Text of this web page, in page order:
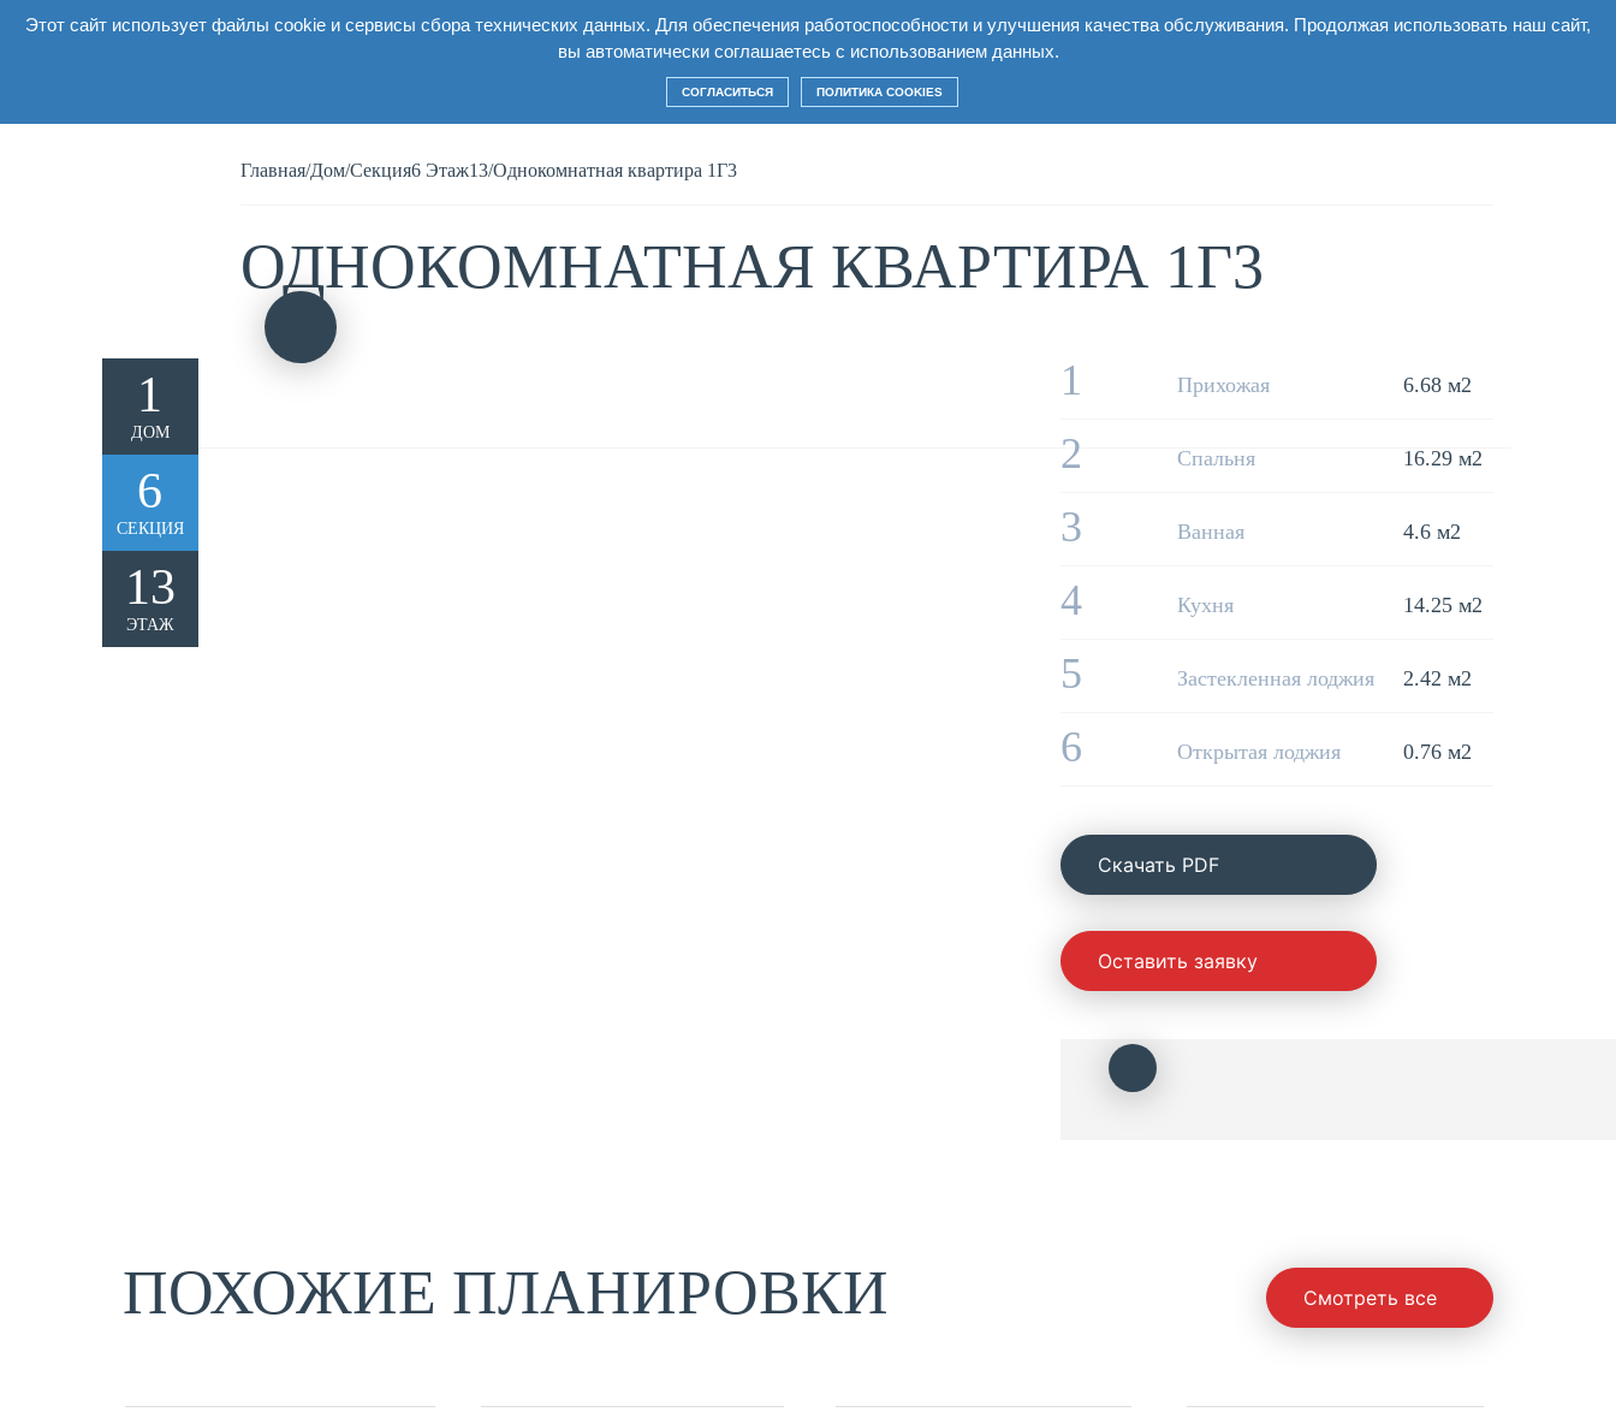
Этот сайт использует файлы cookie и сервисы сбора технических данных. Для обеспечения работоспособности и улучшения качества обслуживания. Продолжая использовать наш сайт,
вы автоматически соглашаетесь с использованием данных.
СОГЛАСИТЬСЯ ПОЛИТИКА COOKIES
О комплексе Квартиры Условия Строительство Коммерческие Галерея Новости Контакты
Главная/Дом/Секция6 Этаж13/Однокомнатная квартира 1Г3
ОДНОКОМНАТНАЯ КВАРТИРА 1Г3
1
ДОМ
6
СЕКЦИЯ
13
ЭТАЖ
1 Прихожая 6.68 м2
2 Спальня 16.29 м2
3 Ванная 4.6 м2
4 Кухня 14.25 м2
5 Застекленная лоджия 2.42 м2
6 Открытая лоджия 0.76 м2
Cкачать PDF
Оставить заявку
ПОХОЖИЕ ПЛАНИРОВКИ Смотреть все